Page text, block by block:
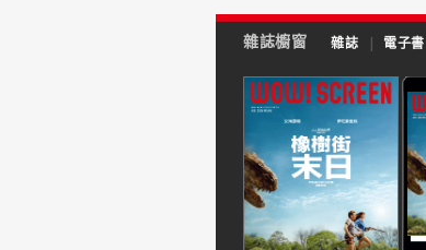
雜誌櫥窗 雜誌 | 電子書